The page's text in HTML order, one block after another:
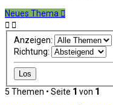
Neues Thema
Anzeigen:
Richtung:
5 Themen • Seite 1 von 1